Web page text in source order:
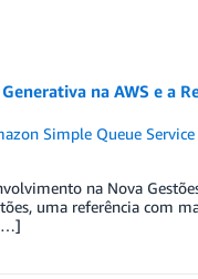
na AWS e a
Simple Queue Service
na Nova
uma referência com